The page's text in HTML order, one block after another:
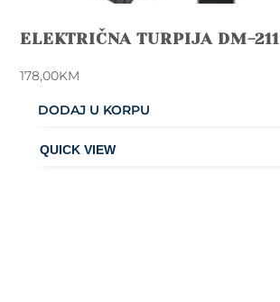
ELEKTRIČNA TURPIJA DM-211
178,00KM
DODAJ U KORPU